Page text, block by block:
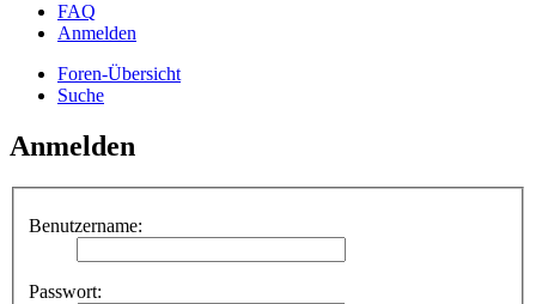
FAQ
Anmelden
Foren-Übersicht
Suche
Anmelden
Benutzername:
Passwort: